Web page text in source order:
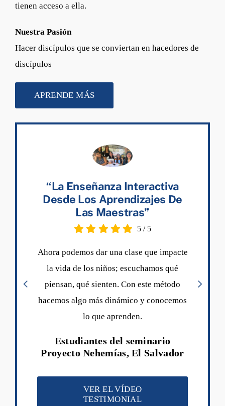
tienen acceso a ella.
Nuestra Pasión
Hacer discípulos que se conviertan en hacedores de
discípulos
APRENDE MÁS
“La Enseñanza Interactiva
Desde Los Aprendizajes De
Las Maestras”
/5
Ahora podemos dar una clase que impacte
la vida de los niños; escuchamos qué
piensan, qué sienten. Con este método
hacemos algo más dinámico y conocemos
lo que aprenden.
Estudiantes del seminario
Proyecto Nehemías, El Salvador
VER EL VÍDEO
TESTIMONIAL